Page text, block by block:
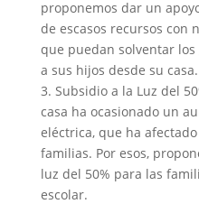
proponemos dar un
de escasos recursos con
que puedan solventar
a sus hijos desde su casa.
3. Subsidio a la Luz del
casa ha ocasionado un
eléctrica, que ha
familias. Por esos,
luz del 50% para las
escolar.